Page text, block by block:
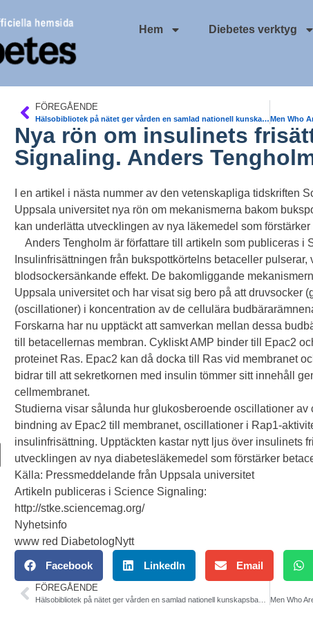
Hem Diebetes verktyg
FÖREGÅENDE
Hälsobibliotek på nätet ger vården en samlad nationell kunskapsbank på internet. SBU. Regeringen
Nya rön om insulinets
Signaling. Anders
I en artikel i nästa nummer av den vetenskapliga tidskriften
Uppsala universitet nya rön om mekanismerna bakom
kan underlätta utvecklingen av nya läkemedel som
Anders Tengholm är författare till artikeln som publiceras i
Insulinfrisättningen från bukspottkörtelns betaceller
blodsockersänkande effekt. De bakomliggande
Uppsala universitet och har visat sig bero på att druvsocker
(oscillationer) i koncentration av de cellulära
Forskarna har nu upptäckt att samverkan mellan dessa
till betacellernas membran. Cykliskt AMP binder till Epac2
proteinet Ras. Epac2 kan då docka till Ras vid membranet
bidrar till att sekretkornen med insulin tömmer sitt innehåll
cellmembranet.
Studierna visar sålunda hur glukosberoende oscillationer
bindning av Epac2 till membranet, oscillationer i Rap1-
insulinfrisättning. Upptäckten kastar nytt ljus över insulinets
utvecklingen av nya diabetesläkemedel som förstärker
Källa: Pressmeddelande från Uppsala universitet
Artikeln publiceras i Science Signaling:
http://stke.sciencemag.org/
Nyhetsinfo
www red DiabetologNytt
Facebook LinkedIn Email
FÖREGÅENDE
Hälsobibliotek på nätet ger vården en samlad nationell kunskapsbank på internet. SBU. Regeringen